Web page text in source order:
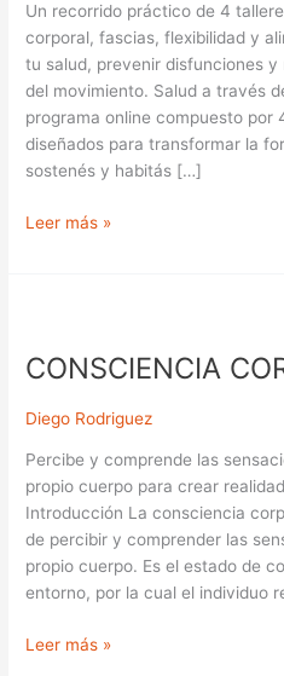
Un recorrido práctico de 4
corporal, fascias, flexibilidad y
tu salud, prevenir disfunciones
del movimiento. Salud a través
programa online compuesto por
diseñados para transformar la
sostenés y habitás […]
completo
de
4
talleres
Leer más »
CONSCIENCIA
Diego Rodriguez
Percibe y comprende las
propio cuerpo para crear
Introducción La consciencia
de percibir y comprender las
propio cuerpo. Es el estado de
entorno, por la cual el individuo
Leer más »